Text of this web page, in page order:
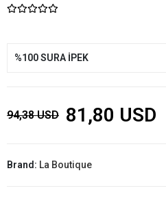
%100 SURA İPEK
94,38 USD 81,80 USD
Brand: La Boutique